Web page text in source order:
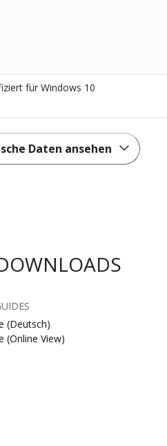
für Windows 10
Daten ansehen
(Deutsch)
(Online View)